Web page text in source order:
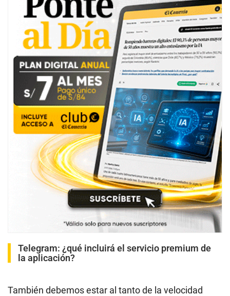
Telegram: ¿qué incluirá el servicio premium de
la aplicación?
También debemos estar al tanto de la velocidad